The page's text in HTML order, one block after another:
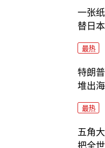
一张
替日本
最热
特朗
堆出
最热
五角
把全